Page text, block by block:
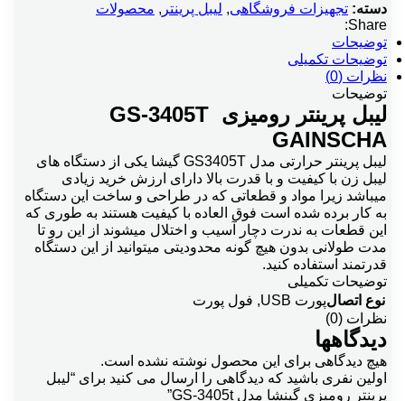
دسته: تجهیزات فروشگاهی, لیبل پرینتر , محصولات
Share:
توضیحات
توضیحات تکمیلی
نظرات (0)
توضیحات
لیبل پرینتر رومیزی GS-3405T
GAINSCHA
لیبل پرینتر حرارتی مدل GS3405T گیشا یکی از دستگاه های
لیبل زن با کیفیت و با قدرت بالا دارای ارزش خرید زیادی
میباشد زیرا مواد و قطعاتی که در طراحی و ساخت این دستگاه
به کار برده شده است فوق العاده با کیفیت هستند به طوری که
این قطعات به ندرت دچار آسیب و اختلال میشوند از این رو تا
مدت طولانی بدون هیچ گونه محدودیتی میتوانید از این دستگاه
قدرتمند استفاده کنید.
توضیحات تکمیلی
نوع اتصالپورت USB , فول پورت
نظرات (0)
دیدگاهها
هیچ دیدگاهی برای این محصول نوشته نشده است.
اولین نفری باشید که دیدگاهی را ارسال می کنید برای “لیبل
پرینتر رومیزی گینشا مدل GS-3405t”